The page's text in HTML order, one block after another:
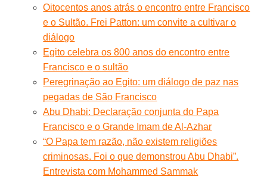
Oitocentos anos atrás o encontro entre Francisco
e o Sultão. Frei Patton: um convite a cultivar o
diálogo
Egito celebra os 800 anos do encontro entre
Francisco e o sultão
Peregrinação ao Egito: um diálogo de paz nas
pegadas de São Francisco
Abu Dhabi: Declaração conjunta do Papa
Francisco e o Grande Imam de Al-Azhar
“O Papa tem razão, não existem religiões
criminosas. Foi o que demonstrou Abu Dhabi”.
Entrevista com Mohammed Sammak